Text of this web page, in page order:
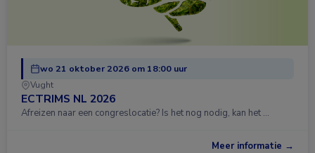
wo 21 oktober 2026 om 18:00 uur
Vught
ECTRIMS NL 2026
Afreizen naar een congreslocatie? Is het nog nodig, kan het …
Meer informatie →